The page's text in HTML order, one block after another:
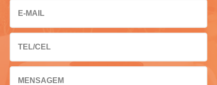
E-MAIL
TEL/CEL
MENSAGEM